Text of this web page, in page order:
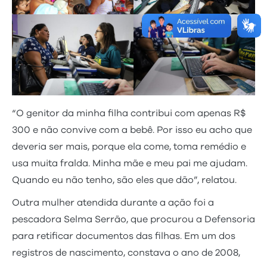
“O genitor da minha filha contribui com apenas R$
300 e não convive com a bebê. Por isso eu acho que
deveria ser mais, porque ela come, toma remédio e
usa muita fralda. Minha mãe e meu pai me ajudam.
Quando eu não tenho, são eles que dão”, relatou.
Outra mulher atendida durante a ação foi a
pescadora Selma Serrão, que procurou a Defensoria
para retificar documentos das filhas. Em um dos
registros de nascimento, constava o ano de 2008,